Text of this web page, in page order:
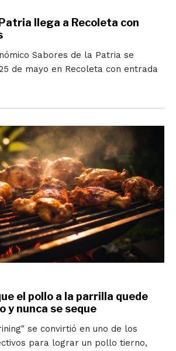
llega a Recoleta con
Sabores de la Patria se
de mayo en Recoleta con entrada
el pollo a la parrilla quede
y nunca se seque
se convirtió en uno de los
para lograr un pollo tierno,